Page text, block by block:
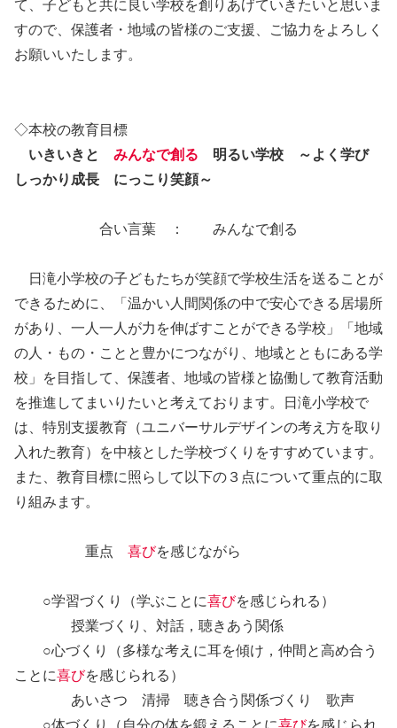
て、子どもと共に良い学校を創りあげていきたいと思いま
すので、保護者・地域の皆様のご支援、ご協力をよろしく
お願いいたします。
◇本校の教育目標
いきいきと みんなで創る 明るい学校 ～よく学び
しっかり成長 にっこり笑顔～
合い言葉 ： みんなで創る
日滝小学校の子どもたちが笑顔で学校生活を送ることが
できるために、「温かい人間関係の中で安心できる居場所
があり、一人一人が力を伸ばすことができる学校」「地域
の人・もの・ことと豊かにつながり、地域とともにある学
校」を目指して、保護者、地域の皆様と協働して教育活動
を推進してまいりたいと考えております。日滝小学校で
は、特別支援教育（ユニバーサルデザインの考え方を取り
入れた教育）を中核とした学校づくりをすすめています。
また、教育目標に照らして以下の３点について重点的に取
り組みます。
重点 喜びを感じながら
○学習づくり（学ぶことに喜びを感じられる）
授業づくり、対話，聴きあう関係
○心づくり（多様な考えに耳を傾け，仲間と高め合う
ことに喜びを感じられる）
あいさつ 清掃 聴き合う関係づくり 歌声
○体づくり（自分の体を鍛えることに喜びを感じられ